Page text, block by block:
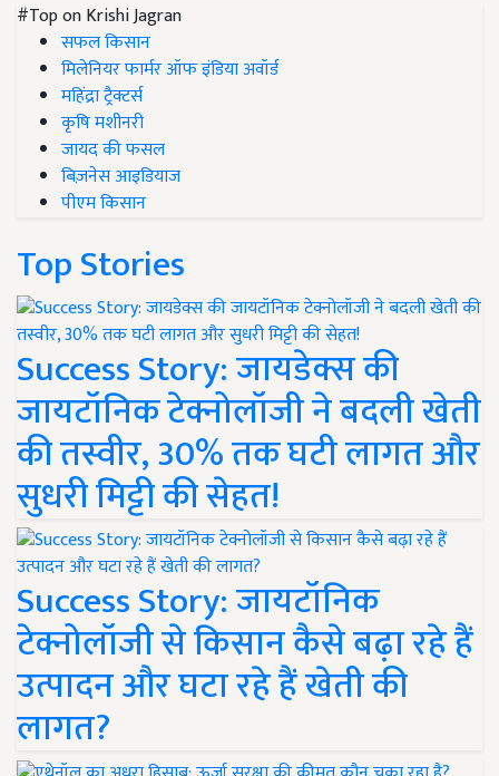
#Top on Krishi Jagran
सफल किसान
मिलेनियर फार्मर ऑफ इंडिया अवॉर्ड
महिंद्रा ट्रैक्टर्स
कृषि मशीनरी
जायद की फसल
बिज़नेस आइडियाज
पीएम किसान
Top Stories
Success Story: जायडेक्स की
जायटॉनिक टेक्नोलॉजी ने बदली खेती
की तस्वीर, 30% तक घटी लागत और
सुधरी मिट्टी की सेहत!
Success Story: जायटॉनिक
टेक्नोलॉजी से किसान कैसे बढ़ा रहे हैं
उत्पादन और घटा रहे हैं खेती की
लागत?